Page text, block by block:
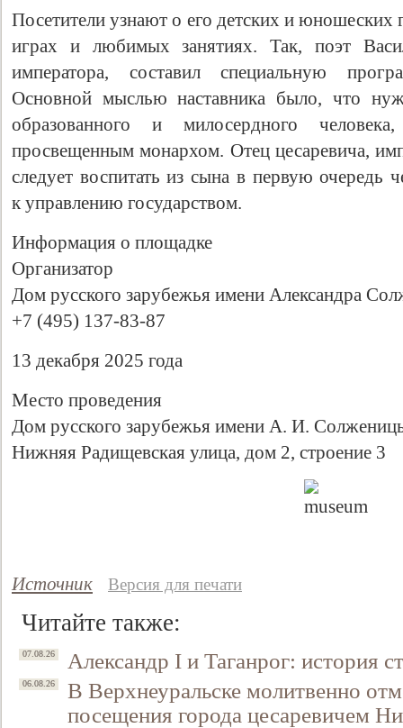
Посетители узнают о его детских и юношеских
играх и любимых занятиях. Так, поэт
императора, составил специальную
Основной мыслью наставника было, что
образованного и милосердного
просвещенным монархом. Отец цесаревича,
следует воспитать из сына в первую очередь
к управлению государством.
Информация о площадке
Организатор
Дом русского зарубежья имени Александра
+7 (495) 137-83-87
13 декабря 2025 года
Место проведения
Дом русского зарубежья имени А. И.
Нижняя Радищевская улица, дом 2, строение 3
Источник Версия для печати
Читайте также:
07.08.26 Александр I и Таганрог: история
06.08.26
В Верхнеуральске молитвенно
посещения города цесаревичем
Свидетельство